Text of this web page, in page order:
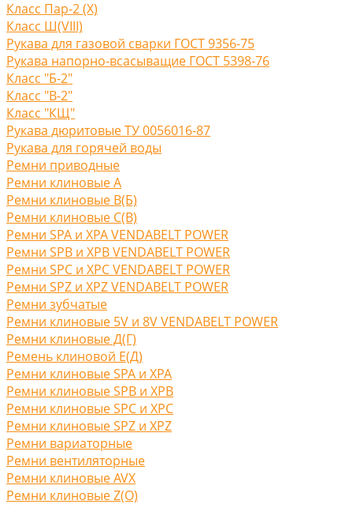
Класс Пар-2 (X)
Класс Ш(VIII)
Рукава для газовой сварки ГОСТ 9356-75
Рукава напорно-всасыващие ГОСТ 5398-76
Класс "Б-2"
Класс "В-2"
Класс "КЩ"
Рукава дюритовые ТУ 0056016-87
Рукава для горячей воды
Ремни приводные
Ремни клиновые A
Ремни клиновые В(Б)
Ремни клиновые С(B)
Ремни SPA и XPA VENDABELT POWER
Ремни SPB и XPB VENDABELT POWER
Ремни SPC и XPC VENDABELT POWER
Ремни SPZ и XPZ VENDABELT POWER
Ремни зубчатые
Ремни клиновые 5V и 8V VENDABELT POWER
Ремни клиновые Д(Г)
Ремень клиновой Е(Д)
Ремни клиновые SPA и XPA
Ремни клиновые SPB и XPB
Ремни клиновые SPC и XPC
Ремни клиновые SPZ и XPZ
Ремни вариаторные
Ремни вентиляторные
Ремни клиновые AVX
Ремни клиновые Z(O)